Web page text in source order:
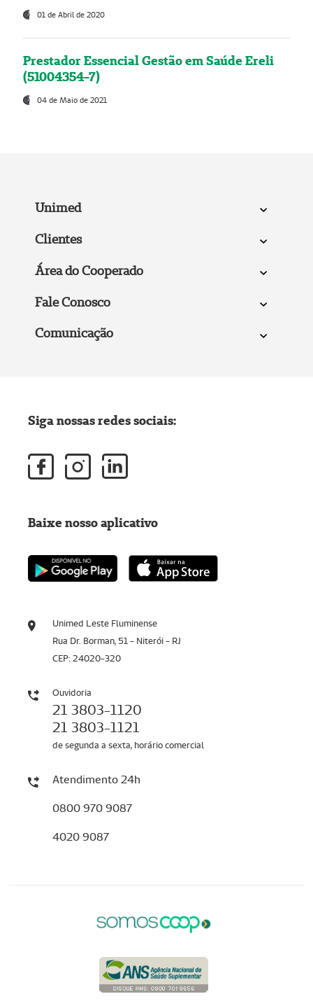
01 de Abril de 2020
Prestador Essencial Gestão em Saúde Ereli
(51004354-7)
04 de Maio de 2021
Unimed
Clientes
Área do Cooperado
Fale Conosco
Comunicação
Unimed Leste Fluminense
Rua Dr. Borman, 51 - Niterói - RJ
CEP: 24020-320
Ouvidoria
21 3803-1120
21 3803-1121
de segunda a sexta, horário comercial
Atendimento 24h
0800 970 9087
4020 9087
Siga nossas redes sociais:
Baixe nosso aplicativo